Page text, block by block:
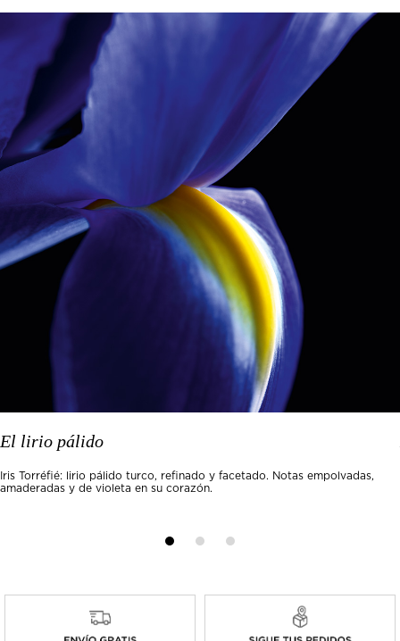
El lirio pálido
Iris Torréfié: lirio pálido turco, refinado y facetado. Notas empolvadas,
amaderadas y de violeta en su corazón.